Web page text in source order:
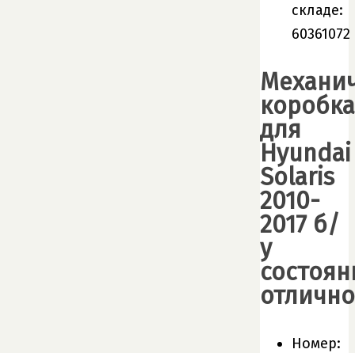
складе:
60361072
коробка
для
Hyundai
Solaris
2010-
2017 б/
у
Номер: